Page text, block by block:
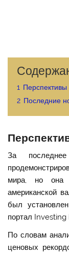
1 Перспективы
2 Последние
За
мира, но она
американской
был
портал Investing
По словам
ценовых